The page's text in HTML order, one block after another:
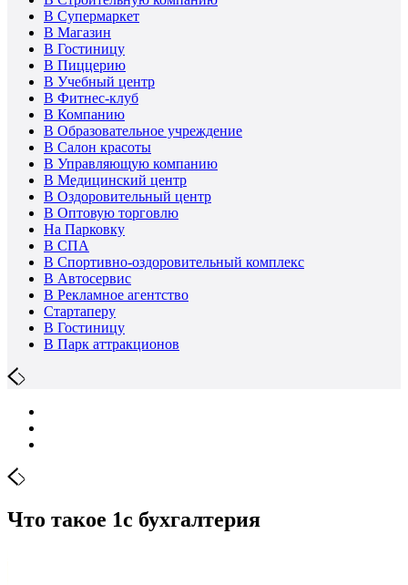
В Супермаркет
В Магазин
В Гостиницу
В Пиццерию
В Учебный центр
В Фитнес-клуб
В Компанию
В Образовательное учреждение
В Салон красоты
В Управляющую компанию
В Медицинский центр
В Оздоровительный центр
В Оптовую торговлю
На Парковку
В СПА
В Спортивно-оздоровительный комплекс
В Автосервис
В Рекламное агентство
Стартаперу
В Гостиницу
В Парк аттракционов
Что такое 1с бухгалтерия